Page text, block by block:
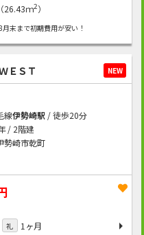
26.43ｍ2）
末まで初期費用が安い！
ＥＳＴ NEW
線伊勢崎駅/ 徒歩20分
/ 2階建
勢崎市乾町
礼
1ヶ月